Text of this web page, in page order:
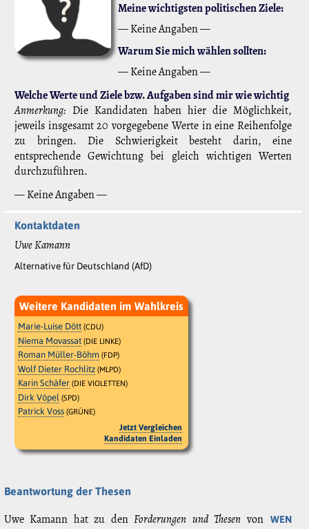
Meine wichtigsten politischen Ziele:
— Keine Angaben —
Warum Sie mich wählen sollten:
— Keine Angaben —
Welche Werte und Ziele bzw. Aufgaben sind mir wie wichtig
Anmerkung: Die Kandidaten haben hier die Möglichkeit,
jeweils insgesamt 20 vorgegebene Werte in eine Reihenfolge
zu bringen. Die Schwierigkeit besteht darin, eine
entsprechende Gewichtung bei gleich wichtigen Werten
durchzuführen.
— Keine Angaben —
Kontaktdaten
Uwe Kamann
Alternative für Deutschland (AfD)
Weitere Kandidaten im Wahlkreis
Marie-Luise Dött (CDU)
Niema Movassat (DIE LINKE)
Roman Müller-Böhm (FDP)
Wolf Dieter Rochlitz (MLPD)
Karin Schäfer (DIE VIOLETTEN)
Dirk Vöpel (SPD)
Patrick Voss (GRÜNE)
Jetzt Vergleichen
Kandidaten Einladen
Beantwortung der Thesen
Uwe Kamann hat zu denForderungen und Thesen von
WEN